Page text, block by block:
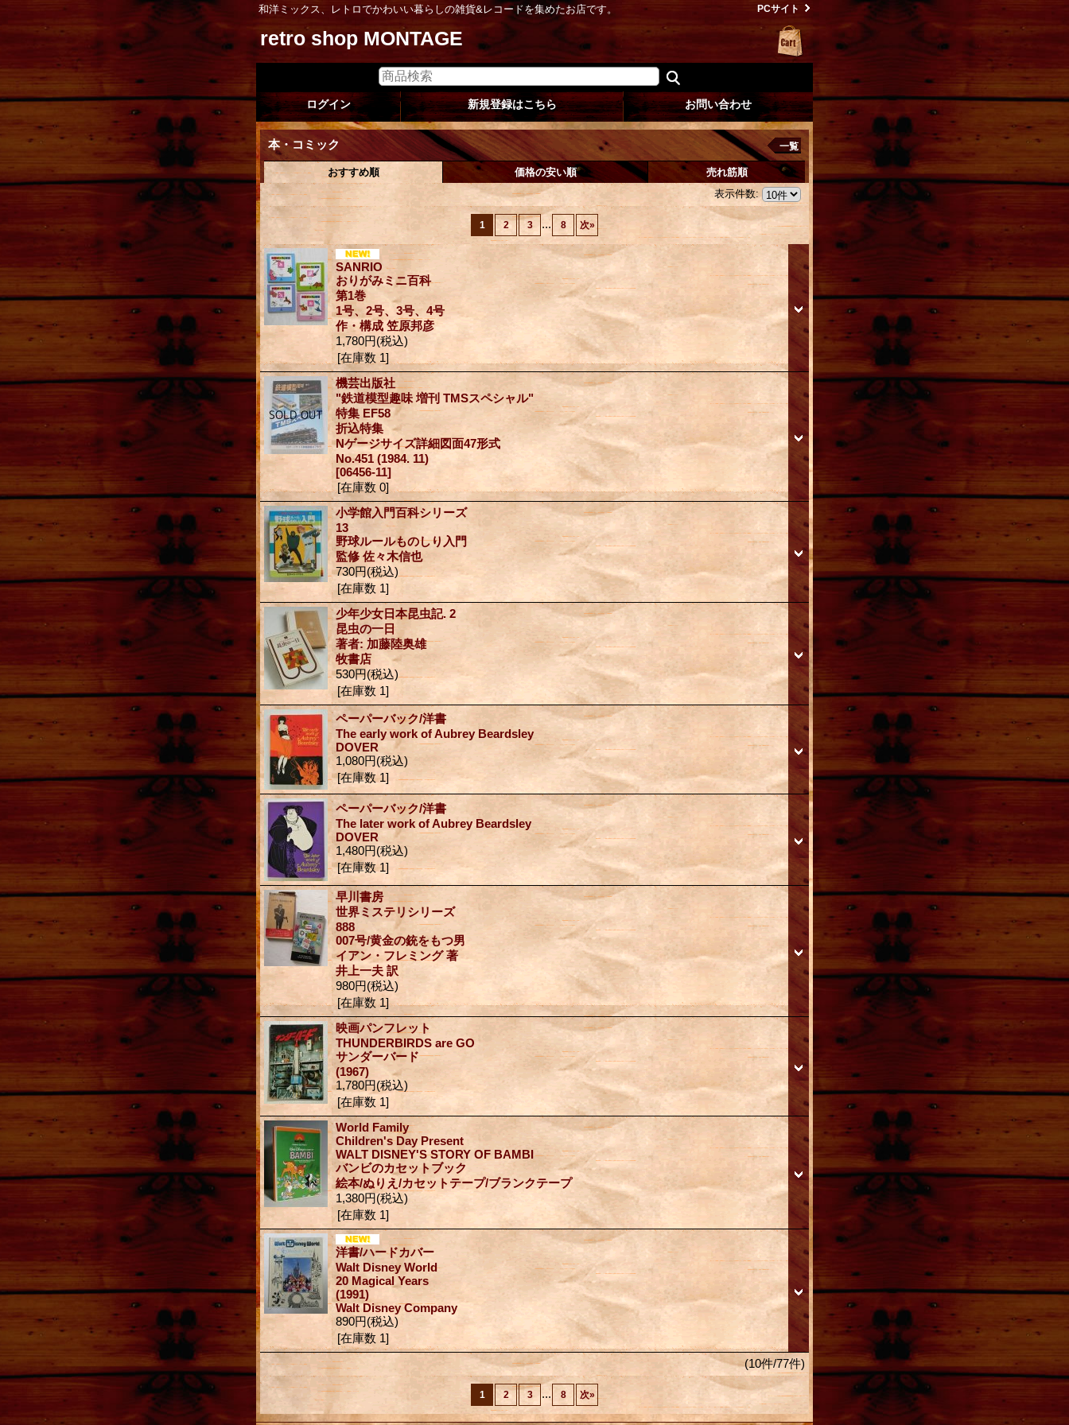
和洋ミックス、レトロでかわいい暮らしの雑貨&レコードを集めたお店です。 PCサイト
retro shop MONTAGE
ログイン 新規登録はこちら お問い合わせ
本・コミック 一覧
おすすめ順 価格の安い順
売れ筋順
表示件数:
1 2 3 ... 8 次»
SANRIO
おりがみミニ百科
第1巻
1号、2号、3号、4号
作・構成 笠原邦彦
1,780円(税込)
[在庫数 1]
機芸出版社
"鉄道模型趣味 増刊 TMSスペシャル"
特集 EF58
折込特集
Nゲージサイズ詳細図面47形式
No.451 (1984. 11)
[06456-11]
[在庫数 0]
小学館入門百科シリーズ
13
野球ルールものしり入門
監修 佐々木信也
730円(税込)
[在庫数 1]
少年少女日本昆虫記. 2
昆虫の一日
著者: 加藤陸奥雄
牧書店
530円(税込)
[在庫数 1]
ペーパーバック/洋書
The early work of Aubrey Beardsley
DOVER
1,080円(税込)
[在庫数 1]
ペーパーバック/洋書
The later work of Aubrey Beardsley
DOVER
1,480円(税込)
[在庫数 1]
早川書房
世界ミステリシリーズ
888
007号/黄金の銃をもつ男
イアン・フレミング 著
井上一夫 訳
980円(税込)
[在庫数 1]
映画パンフレット
THUNDERBIRDS are GO
サンダーバード
(1967)
1,780円(税込)
[在庫数 1]
World Family
Children's Day Present
WALT DISNEY'S STORY OF BAMBI
バンビのカセットブック
絵本/ぬりえ/カセットテープ/ブランクテープ
1,380円(税込)
[在庫数 1]
洋書/ハードカバー
Walt Disney World
20 Magical Years
(1991)
Walt Disney Company
890円(税込)
[在庫数 1]
(10件/77件)
1 2 3 ... 8 次»